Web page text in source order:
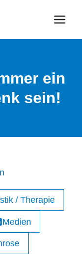
ein
sein!
/ Therapie
Medien